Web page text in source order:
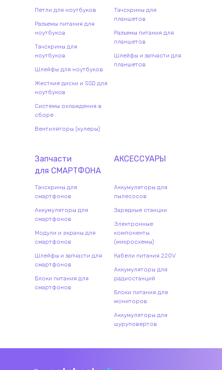
Петли для ноутбуков
Разъемы питания для
ноутбуков
Тачскрины для
ноутбуков
Шлейфы для ноутбуков
Жесткие диски и SSD для
ноутбуков
Системы охлаждения в
сборе
Вентиляторы (кулеры)
Тачскрины для
планшетов
Разъемы питания для
планшетов
Шлейфы и запчасти для
планшетов
Запчасти
для СМАРТФОНА
Тачскрины для
смартфонов
Аккумуляторы для
смартфонов
Модули и экраны для
смартфонов
Шлейфы и запчасти для
смартфонов
Блоки питания для
смартфонов
АКСЕССУАРЫ
Аккумуляторы для
пылесосов
Зарядные станции
Электронные
компоненты
(микросхемы)
Кабели питания 220V
Аккумуляторы для
радиостанций
Блоки питания для
мониторов
Аккумуляторы для
шуруповертов